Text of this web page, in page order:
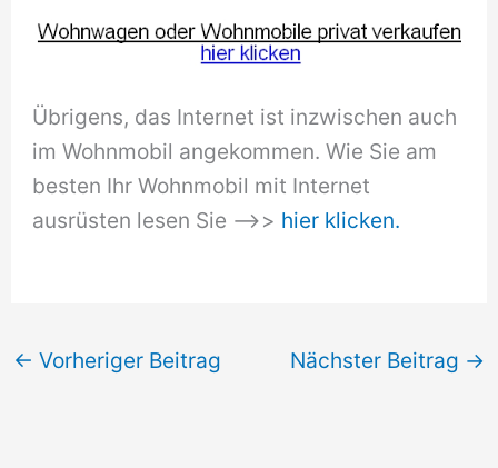
Übrigens, das Internet ist inzwischen auch
im Wohnmobil angekommen. Wie Sie am
besten Ihr Wohnmobil mit Internet
ausrüsten lesen Sie –>> hier klicken.
← Vorheriger Beitrag Nächster Beitrag →